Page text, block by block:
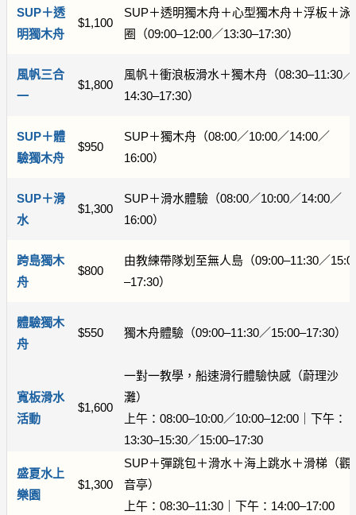
SUP＋透
明獨木舟
$1,100
SUP＋透明獨木舟＋心型獨木舟＋浮板＋泳
圈（09:00–12:00／13:30–17:30）
風帆三合
一
$1,800
風帆＋衝浪板滑水＋獨木舟（08:30–11:30／
14:30–17:30）
SUP＋體
驗獨木舟
$950
SUP＋獨木舟（08:00／10:00／14:00／
16:00）
SUP＋滑
水
$1,300
SUP＋滑水體驗（08:00／10:00／14:00／
16:00）
跨島獨木
舟
$800
由教練帶隊划至無人島（09:00–11:30／
–17:30）
體驗獨木
舟
$550 獨木舟體驗（09:00–11:30／15:00–17:30）
寬板滑水
活動
$1,600
一對一教學，船速滑行體驗快感（蔚理沙
灘）
上午：08:00–10:00／10:00–12:00｜下午：
13:30–15:30／15:00–17:30
盛夏水上
樂園
$1,300
SUP＋彈跳包＋滑水＋海上跳水＋滑梯（觀
音亭）
上午：08:30–11:30｜下午：14:00–17:00